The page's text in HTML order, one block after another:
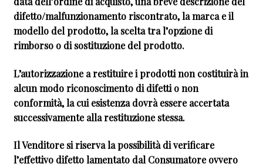
difetto/malfunzionamento riscontrato, la marca e il
modello del prodotto, la scelta tra l’opzione di
rimborso o di sostituzione del prodotto.
L’autorizzazione a restituire i prodotti non costituirà in
alcun modo riconoscimento di difetti o non
conformità, la cui esistenza dovrà essere accertata
successivamente alla restituzione stessa.
Il Venditore si riserva la possibilità di verificare
l’effettivo difetto lamentato dal Consumatore ovvero